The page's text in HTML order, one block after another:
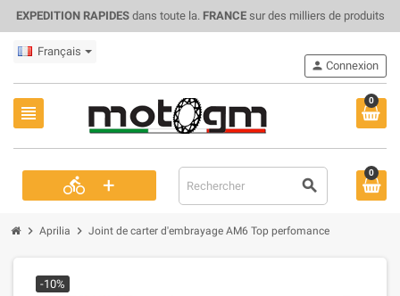
EXPEDITION RAPIDESdans toute la. FRANCEsur des milliers de produits
Français
view_headline
0
directions_bike + search
person Connexion
0
chevron_right Aprilia chevron_right Joint de carter d'embrayage AM6 Top perfomance
-10%